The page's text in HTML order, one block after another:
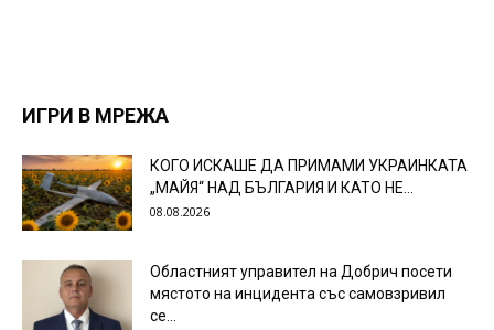
ИГРИ В МРЕЖА
КОГО ИСКАШЕ ДА ПРИМАМИ УКРАИНКАТА
„МАЙЯ“ НАД БЪЛГАРИЯ И КАТО НЕ...
08.08.2026
Областният управител на Добрич посети
мястото на инцидента със самовзривил
се...